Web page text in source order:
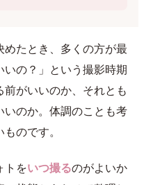
めたとき、多くの方が最
の？」という撮影時期
がいいのか、それとも
いのか。体調のことも考
のです。
トをいつ撮るのがよいか